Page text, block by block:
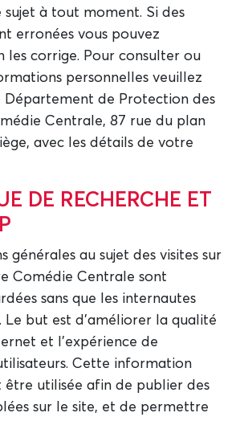
sujet à tout moment. Si des
erronées vous pouvez
les corrige. Pour consulter ou
personnelles veuillez
de Protection des
Centrale, 87 rue du plan
avec les détails de votre
DE RECHERCHE ET
générales au sujet des visites sur
Comédie Centrale sont
sans que les internautes
Le but est d'améliorer la qualité
et l'expérience de
Cette information
être utilisée afin de publier des
sur le site, et de permettre